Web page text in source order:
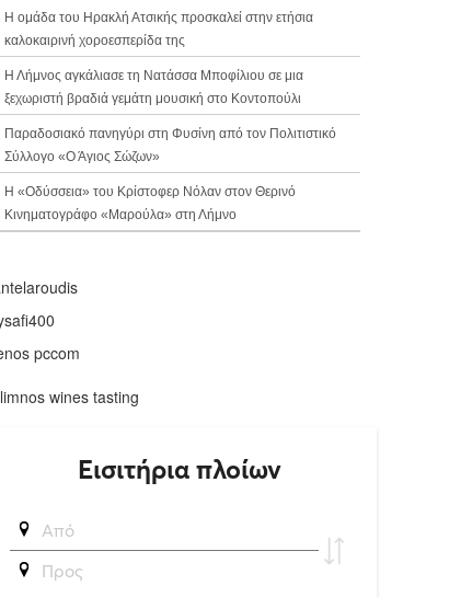
Η ομάδα του Ηρακλή Ατσικής προσκαλεί στην ετήσια
καλοκαιρινή χοροεσπερίδα της
Η Λήμνος αγκάλιασε τη Νατάσσα Μποφίλιου σε μια
ξεχωριστή βραδιά γεμάτη μουσική στο Κοντοπούλι
Παραδοσιακό πανηγύρι στη Φυσίνη από τον Πολιτιστικό
Σύλλογο «Ο Άγιος Σώζων»
Η «Οδύσσεια» του Κρίστοφερ Νόλαν στον Θερινό
Κινηματογράφο «Μαρούλα» στη Λήμνο